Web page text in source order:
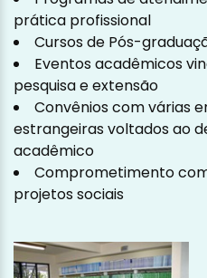
prática profissional
Cursos de Pós-
Eventos acadêmicos
pesquisa e extensão
Convênios com várias
estrangeiras voltados ao
acadêmico
Comprometimento
projetos sociais